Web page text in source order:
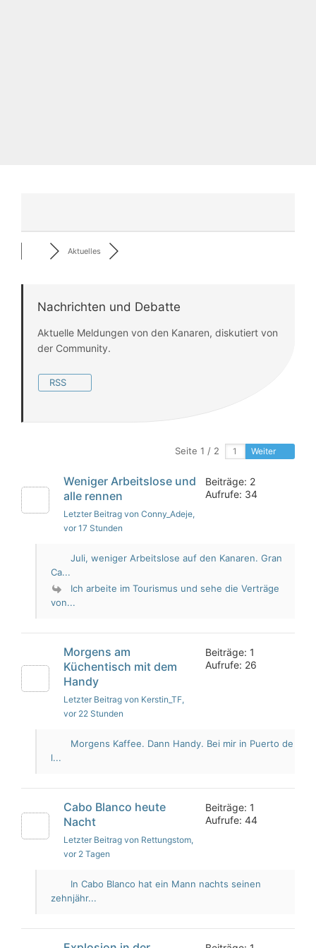
Aktuelles
Nachrichten und Debatte
Aktuelle Meldungen von den Kanaren, diskutiert von
der Community.
RSS
Seite 1 / 2 Weiter
Weniger Arbeitslose und
alle rennen
Letzter Beitrag von Conny_Adeje,
vor 17 Stunden
Beiträge: 2
Aufrufe: 34
Juli, weniger Arbeitslose auf den Kanaren. Gran
Ca...
Ich arbeite im Tourismus und sehe die Verträge
von...
Morgens am
Küchentisch mit dem
Handy
Letzter Beitrag von Kerstin_TF,
vor 22 Stunden
Beiträge: 1
Aufrufe: 26
Morgens Kaffee. Dann Handy. Bei mir in Puerto de
l...
Cabo Blanco heute
Nacht
Letzter Beitrag von Rettungstom,
vor 2 Tagen
Beiträge: 1
Aufrufe: 44
In Cabo Blanco hat ein Mann nachts seinen
zehnjähr...